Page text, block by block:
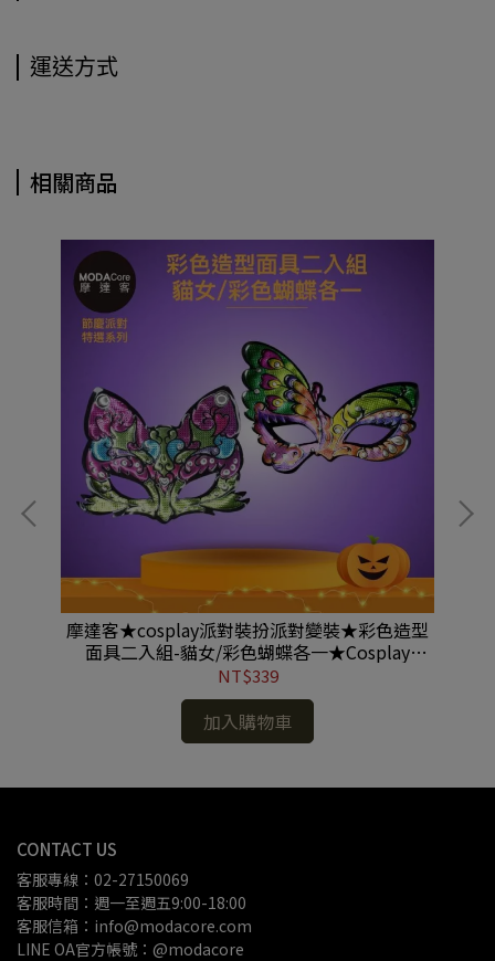
運送方式
相關商品
摩達客★cosplay派對裝扮派對變裝★彩色造型
面具二入組-貓女/彩色蝴蝶各一★Cosplay
#MH220702036
NT$339
加入購物車
CONTACT US
客服專線：02-27150069
客服時間：週一至週五9:00-18:00
客服信箱：info@modacore.com
LINE OA官方帳號：@modacore